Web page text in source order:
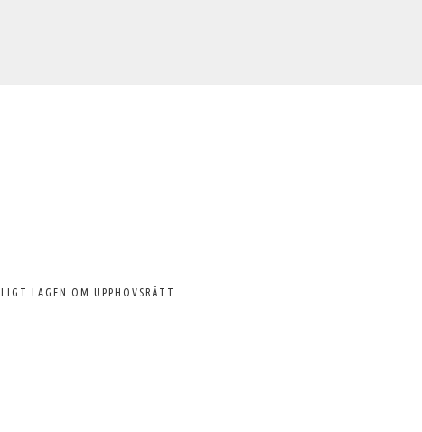
LAGEN OM UPPHOVSRÄTT.